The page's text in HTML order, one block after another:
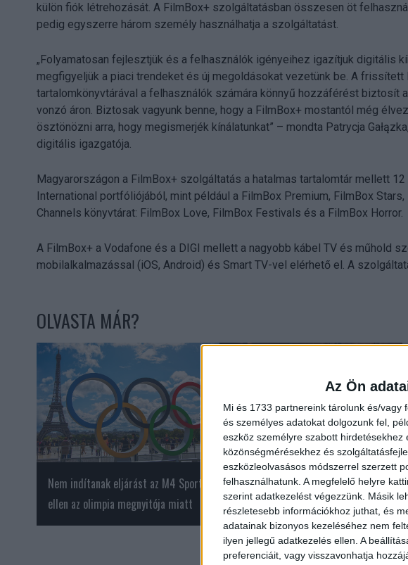
Az Ön
Mi és 1733 partnereink tárolunk és/vagy
és személyes adatokat dolgozunk fel,
eszköz személyre szabott
közönségmérésekhez és
eszközleolvasásos módszerrel szerzett
felhasználhatunk. A megfelelő helyre
szerint adatkezelést végezzünk. Másik
részletesebb információkhoz juthat, és
adatainak bizonyos kezeléséhez nem
ilyen jellegű adatkezelés ellen. A
preferenciáit, vagy visszavonhatja
külön fiók létrehozását. A FilmBox+ szolgáltatásban összesen öt
pedig egyszerre három személy használhatja a szolgáltatást.
„Folyamatosan fejlesztjük és a felhasználók igényeihez igazítjuk digitális
megfigyeljük a piaci trendeket és új megoldásokat vezetünk be. A
tartalomkönyvtárával a felhasználók számára könnyű hozzáférést biztosít
vonzó áron. Biztosak vagyunk benne, hogy a FilmBox+ mostantól még
ösztönözni arra, hogy megismerjék kínálatunkat” – mondta Patrycja
digitális igazgatója.
Magyarországon a FilmBox+ szolgáltatás a hatalmas tartalomtár mellett
International portfóliójából, mint például a FilmBox Premium, FilmBox
Channels könyvtárat: FilmBox Love, FilmBox Festivals és a FilmBox Horror.
A FilmBox+ a Vodafone és a DIGI mellett a nagyobb kábel TV és műhold
mobilalkalmazással (iOS, Android) és Smart TV-vel elérhető el. A
OLVASTA MÁR?
Nem indítanak eljárást az M4 Sport
ellen az olimpia megnyitója miatt
Feltuningolt minőségben nézhetjük a
Jóbarátokat